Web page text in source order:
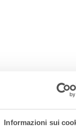
Informazioni sui